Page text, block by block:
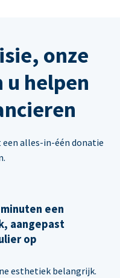
onze
u helpen
een alles-in-één donatie
een
aangepast
op
esthetiek belangrijk.